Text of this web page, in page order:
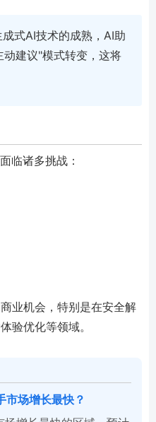
式AI技术的成熟，AI助
建议"模式转变，这将
临诸多挑战：
业机会，特别是在安全解
验优化等领域。
场增长最快？